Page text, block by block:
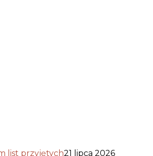
list przyjętych21 lipca 2026